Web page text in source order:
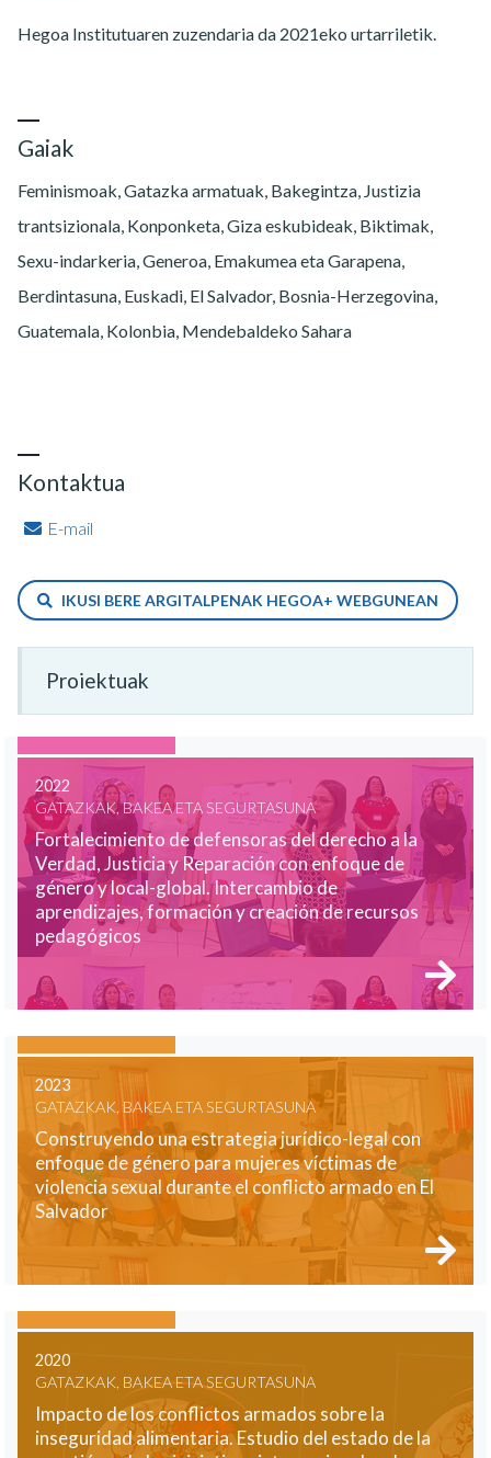
Hegoa Institutuaren zuzendaria da 2021eko urtarriletik.
Gaiak
Feminismoak, Gatazka armatuak, Bakegintza, Justizia
trantsizionala, Konponketa, Giza eskubideak, Biktimak,
Sexu-indarkeria, Generoa, Emakumea eta Garapena,
Berdintasuna, Euskadi, El Salvador, Bosnia-Herzegovina,
Guatemala, Kolonbia, Mendebaldeko Sahara
Kontaktua
E-mail
IKUSI BERE ARGITALPENAK HEGOA+ WEBGUNEAN
Proiektuak
2022
GATAZKAK, BAKEA ETA SEGURTASUNA
Fortalecimiento de defensoras del derecho a la
Verdad, Justicia y Reparación con enfoque de
género y local-global. Intercambio de
aprendizajes, formación y creación de recursos
pedagógicos
2023
GATAZKAK, BAKEA ETA SEGURTASUNA
Construyendo una estrategia jurídico-legal con
enfoque de género para mujeres víctimas de
violencia sexual durante el conflicto armado en El
Salvador
2020
GATAZKAK, BAKEA ETA SEGURTASUNA
Impacto de los conflictos armados sobre la
inseguridad alimentaria. Estudio del estado de la